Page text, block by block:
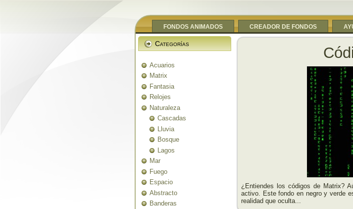
FONDOS ANIMADOS CREADOR DE FONDOS
Categorías
Acuarios
Matrix
Fantasia
Relojes
Naturaleza
Cascadas
Lluvia
Bosque
Lagos
Mar
Fuego
Espacio
Abstracto
Banderas
¿Entiendes los códigos de Matrix?
activo. Este fondo en negro y verde
realidad que oculta...